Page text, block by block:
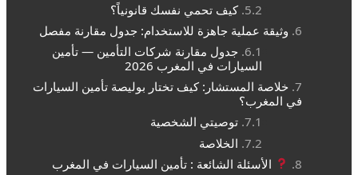
كيف تحمي نفسك قانونياً؟
وثيقة عملية جاهزة للاستخدام: جدول مقارنة مفصل
جدول مقارنة شركات التأمين — تأمين
السيارات في المغرب 2026
خلاصة المستشار: كيف تختار بوليصة تأمين السيارات
في المغرب؟
توصيتي الشخصية
الخلاصة
الأسئلة الشائعة : تأمين السيارات في المغرب